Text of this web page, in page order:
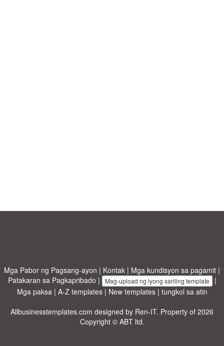
Mga Pabor ng Pagsang-ayon | Kontak | Mga kundisyon sa pagamit |
Patakaran sa Pagkapribado | Mag-upload ng iyong sariling template |
Mga paksa | A-Z templates| New templates| tungkol sa atin
Allbusinesstemplates.com designed by Ren-IT. Property of 2026
Copyright © ABT ltd.